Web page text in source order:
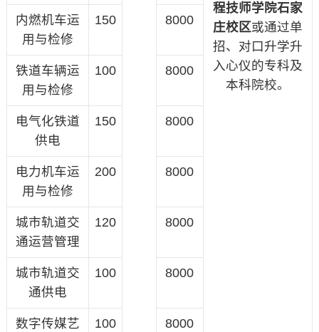
程技师学院石家
庄校区或通过单
招、对口升学升
入心仪的专科及
本科院校。
内燃机车运
用与检修
150 8000
铁道车辆运
用与检修
100 8000
电气化铁道
供电
150 8000
电力机车运
用与检修
200 8000
城市轨道交
通运营管理
120 8000
城市轨道交
通供电
100 8000
数字传媒艺
100 8000